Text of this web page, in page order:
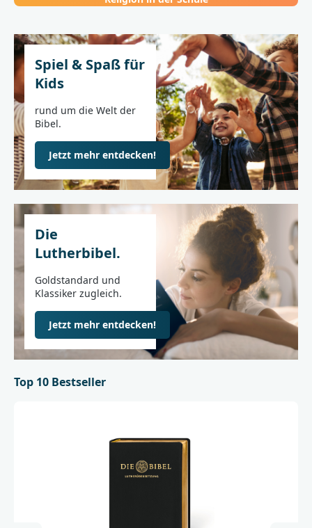
Spiel & Spaß für
Kids
rund um die Welt der
Bibel.
Jetzt mehr entdecken!
Die
Lutherbibel.
Goldstandard und
Klassiker zugleich.
Jetzt mehr entdecken!
Top 10 Bestseller